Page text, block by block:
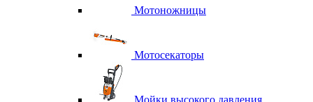
Мотоножницы
Мотосекаторы
Мойки высокого давления